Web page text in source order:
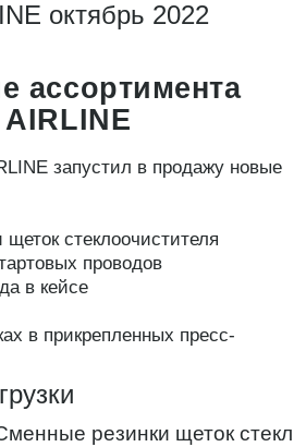
октябрь 2022
ассортимента
запустил в продажу новые
стеклоочистителя
проводов
в кейсе
в прикрепленных пресс-
резинки щеток стекл